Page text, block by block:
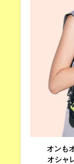
オンも
オシャ